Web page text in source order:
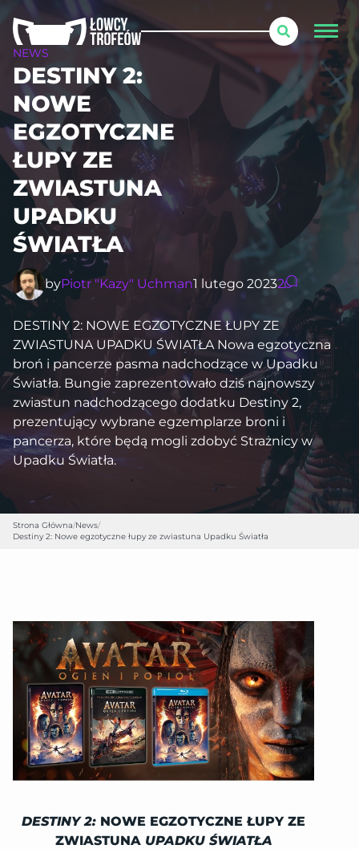
NEWS
DESTINY 2:
NOWE
EGZOTYCZNE
ŁUPY ZE
ZWIASTUNA
UPADKU
ŚWIATŁA
byPiotr "Kazy" Uchman1 lutego 20232
DESTINY 2: NOWE EGZOTYCZNE ŁUPY ZE
ZWIASTUNA UPADKU ŚWIATŁA Nowa egzotyczna
broń i pancerze pasma nadchodzące w Upadku
Światła. Bungie zaprezentowało dziś najnowszy
zwiastun nadchodzącego dodatku Destiny 2,
prezentujący wybrane egzemplarze broni i
pancerza, które będą mogli zdobyć Strażnicy w
Upadku Światła.
Strona Główna/News/
Destiny 2: Nowe egzotyczne łupy ze zwiastuna Upadku Światła
DESTINY 2: NOWE EGZOTYCZNE ŁUPY ZE
ZWIASTUNA UPADKU ŚWIATŁA